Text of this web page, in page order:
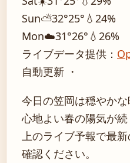
Sun⛅32°25° 💧24%
Mon☁️31°26° 💧26%
ライブデータ提供：
自動更新 ・
今日の笠岡は穏やかな
心地よい春の陽気が続
上のライブ予報で最
確認ください。